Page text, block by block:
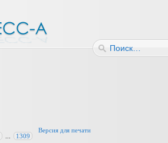
Версия для печати
1309